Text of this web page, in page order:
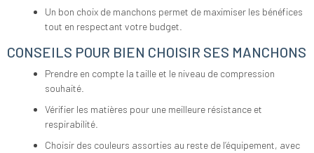
Un bon choix de manchons permet de maximiser les bénéfices
tout en respectant votre budget.
CONSEILS POUR BIEN CHOISIR SES MANCHONS
Prendre en compte la taille et le niveau de compression
souhaité.
Vérifier les matières pour une meilleure résistance et
respirabilité.
Choisir des couleurs assorties au reste de l’équipement, avec